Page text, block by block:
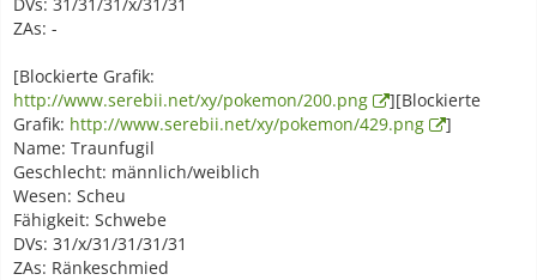
ZAs: -
[Blockierte Grafik:
http://www.serebii.net/xy/pokemon/200.png
][Blockierte
Grafik: http://www.serebii.net/xy/pokemon/429.png
]
Name: Traunfugil
Geschlecht: männlich/weiblich
Wesen: Scheu
Fähigkeit: Schwebe
DVs: 31/x/31/31/31/31
ZAs: Ränkeschmied